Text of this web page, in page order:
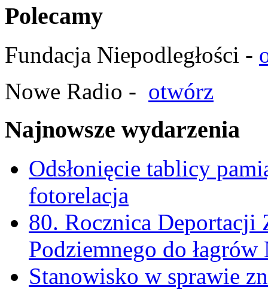
Polecamy
Fundacja Niepodległości -
Nowe Radio - otwórz
Najnowsze wydarzenia
Odsłonięcie tablicy
fotorelacja
80. Rocznica Deportacji
Podziemnego do
Stanowisko w sprawie